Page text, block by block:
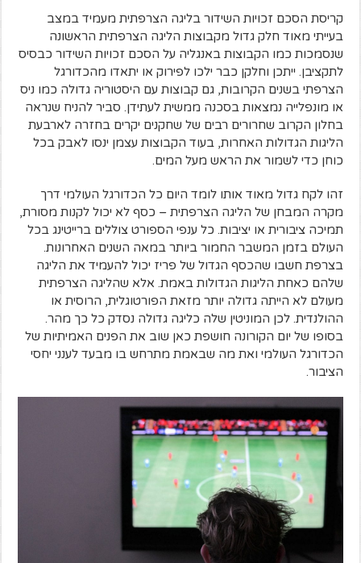
קריסת הסכם זכויות השידור בליגה הצרפתית מעמיד במצב
בעייתי מאוד חלק גדול מקבוצות הליגה הצרפתית הראשונה
שנסמכות כמו הקבוצות באנגליה על הסכם זכויות השידור כבסיס
לתקציבן. ייתכן וחלקן כבר ילכו לפירוק או יתאדו מהכדורגל
הצרפתי בשנים הקרובות, גם קבוצות עם היסטוריה גדולה כמו ניס
או מונפלייה נמצאות בסכנה ממשית לעתידן. סביר להניח שנראה
בחלון הקרוב שחרורים רבים של שחקנים יקרים בחזרה לארבעת
הליגות הגדולות האחרות, בעוד הקבוצות עצמן ינסו לאבק בכל
כוחן כדי לשמור את הראש מעל המים.
זהו לקח גדול מאוד אותו לומד היום כל הכדורגל העולמי דרך
מקרה המבחן של הליגה הצרפתית – כסף לא יכול לקנות מסורת,
תמיכה ציבורית או יציבות. כל ענפי הספורט צוללים ברייטינג בכל
העולם בזמן המשבר החמור ביותר במאה השנים האחרונות.
בצרפת חשבו שהכסף הגדול של פריז יכול להעמיד את הליגה
שלהם כאחת הליגות הגדולות באמת. אלא שהליגה הצרפתית
מעולם לא הייתה גדולה יותר מזאת הפורטוגלית, הרוסית או
ההולנדית. לכן המוניטין שלה כליגה גדולה נסדק כל כך מהר.
בסופו של יום הקורונה חושפת כאן שוב את הפנים האמיתיות של
הכדורגל העולמי ואת מה שבאמת מתרחש בו מבעד לענני יחסי
הציבור.